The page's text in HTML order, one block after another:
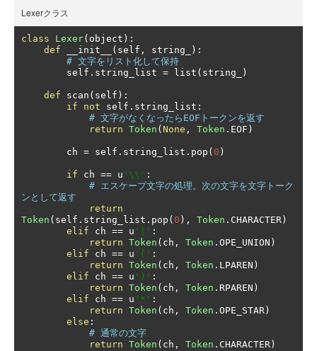
Lexerクラス
class Lexer( object ):
def __init__ ( self , string_
):
# 文字をリスト化して保持
        self
. string_list = list ( string_ )
def scan ( self ):
if
not self . string_list :
# 文字がなくなったらEOFトークンを返す
return Token ( None , Token . EOF )
        ch
= self . string_list . pop ( 0 )
if ch == u '\\' :
# エスケープ文字の処理。次の文字を文字トーク
ンとして返す
return
Token ( self . string_list . pop ( 0 ), Token . CHARACTER )
elif ch == u '|' :
return Token ( ch , Token . OPE_UNION )
elif ch == u '(' :
return Token ( ch , Token . LPAREN )
elif ch == u ')' :
return Token ( ch , Token . RPAREN )
elif ch == u '*' :
return Token ( ch , Token . OPE_STAR )
else :
# 通常の文字
return Token ( ch , Token . CHARACTER )